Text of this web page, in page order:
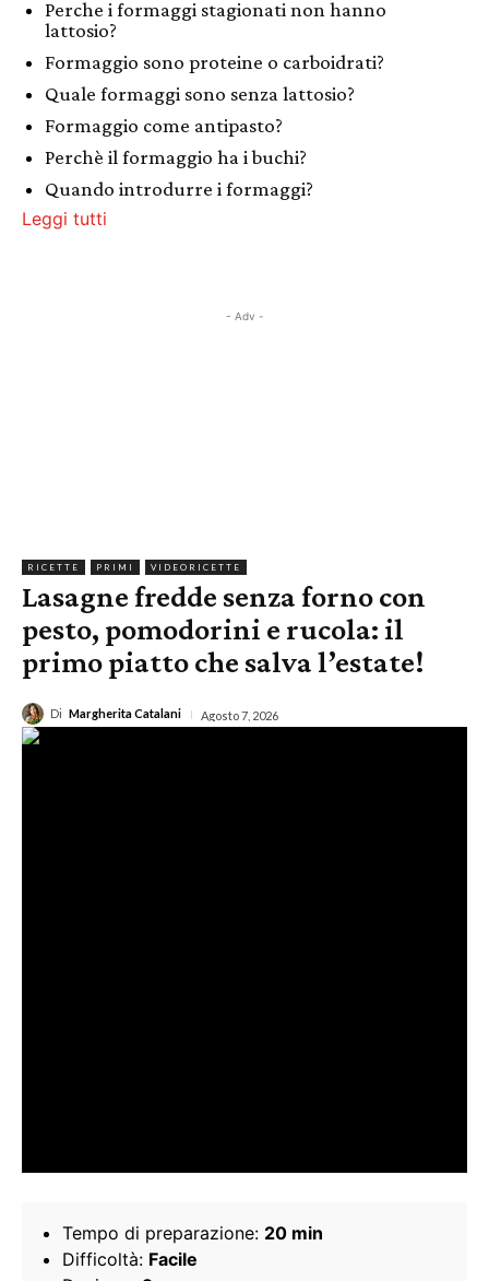
Perche i formaggi stagionati non hanno
lattosio?
Formaggio sono proteine o carboidrati?
Quale formaggi sono senza lattosio?
Formaggio come antipasto?
Perchè il formaggio ha i buchi?
Quando introdurre i formaggi?
Leggi tutti
- Adv -